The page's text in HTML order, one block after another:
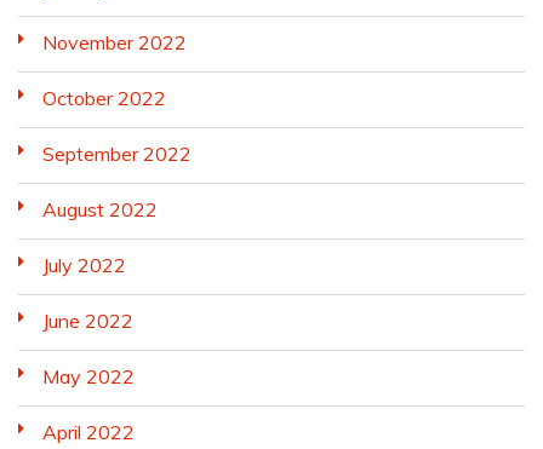
November 2022
October 2022
September 2022
August 2022
July 2022
June 2022
May 2022
April 2022